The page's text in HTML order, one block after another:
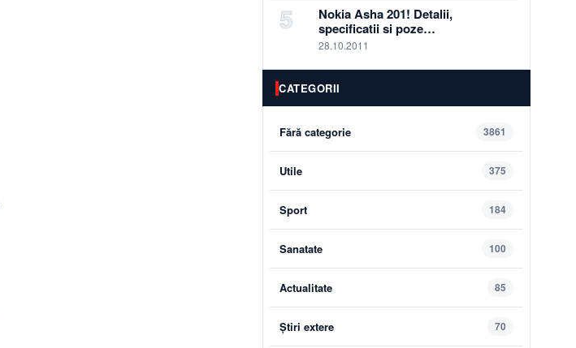
5
Nokia Asha 201! Detalii,
specificatii si poze…
28.10.2011
CATEGORII
Fără categorie 3861
Utile 375
Sport 184
Sanatate 100
Actualitate 85
Știri extere 70